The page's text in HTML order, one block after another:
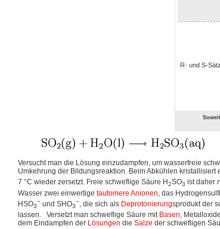
R- und S-
Versucht man die Lösung einzudampfen, um wasserfreie
Umkehrung der Bildungsreaktion. Beim Abkühlen kristallisiert
7 °C wieder zersetzt. Freie schweflige Säure H2SO3 ist daher
Wasser zwei einwertige tautomere Anionen , das
HSO3
− und SHO3
− , die sich als Deprotonierungsprodukt der
lassen. Versetzt man schweflige Säure mit Basen,
dem Eindampfen der Lösungen die Salze der schwefligen